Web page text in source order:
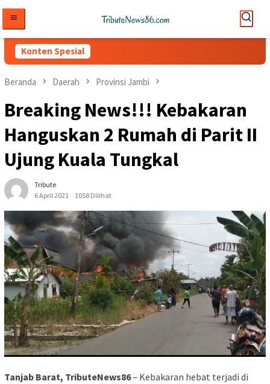
konten
Konten Spesial
Beranda Daerah Provinsi Jambi
Breaking News!!! Kebakaran
Hanguskan 2 Rumah di Parit II
Ujung Kuala Tungkal
Tribute
6 April 2021
1058 Dilihat
Tanjab Barat, TributeNews86– Kebakaran hebat terjadi di